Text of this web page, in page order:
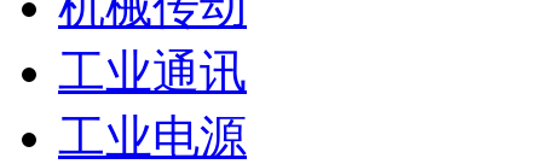
工业通讯
工业电源